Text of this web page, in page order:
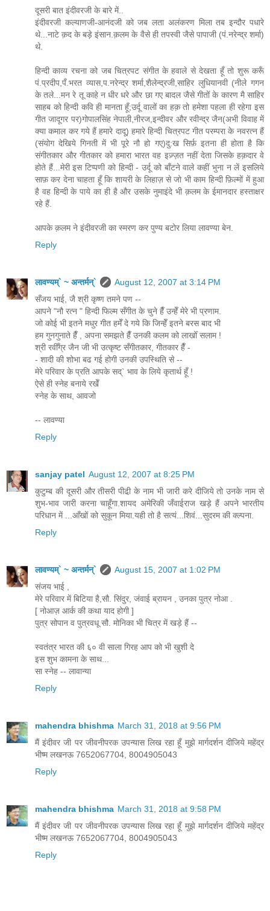
दूसरी बात इंदीवरजी के बारे में..
इंदीवरजी कल्याणजी-आनंदजी को जब लता अलंकरण मिला तब इन्दौर पधारे
थे...नाटे क़द के बड़े इंसान.क़लम के वैसे ही तपस्वी जैसे पापाजी (पं.नरेन्द्र शर्मा)
थे.
हिन्दी काव्य रचना को जब चित्रपट संगीत के हवाले से देखता हूँ तो शुरू करूँ
पं.प्रदीप,पँ.भरत व्यास,प.नरेन्द्र शर्मा,शैलेन्द्रजी,साहिर लुधियानवी (नीले गगन
के तले...मन रे तू काहे न धीर धरे और छा गए बादल जैसे गीतों के कारण मै साहिर
साहब को हिन्दी कवि ही मानता हूँ;उर्दू वालों का हक़ तो हमेशा पहला ही रहेगा इस
गीत जादूगर पर)गोपालसिंह नेपाली,नीरज,इन्दीवर और रवीन्द्र जैन(अभी विवाह में
क्या कमाल कर गये हैं हमारे दादू) हमारे हिन्दी चित्रपट गीत परम्परा के नवरत्न हैं
(संयोग देखिये गिनती में भी पूरे नौ हो गए)दु:ख सिर्फ़ इतना ही होता है कि
संगीतकार और गीतकार को हमारा भारत वह इज़्ज़त नहीं देता जिसके हक़दार वे
होते हैं...मेरी इस टिप्पणी को हिन्दी - उर्दू को बाँटने वाले कहीं भुना न लें इसलिये
साफ़ कर देना चाहता हूँ कि शायरी के लिहाज़ से जो भी काम हिन्दी फ़िल्मों में हुआ
है वह हिन्दी के पाये का ही है और उसके नुमाइंदे भी क़लम के ईमानदार हस्ताक्षर
रहे हैं.
आपके क़लम ने इंदीवरजी का स्मरण कर पुण्य बटोर लिया लावण्या बेन.
Reply
लावण्यम्` ~ अन्तर्मन्`
August 12, 2007 at 3:14 PM
सँजय भाई, जै श्री कृष्ण तमने पण --
आपने "नौ रत्न " हिन्दी फिल्म सँगीत के चुने हैँ उन्हेँ मेरे भी प्रणाम.
जो कोई भी इतने मधुर गीत हमेँ दे गये कि जिन्हेँ इतने बरस बाद भी
हम गुनगुनाते हैँ , अपना समझते हैँ उनकी कलम को लाखोँ सलाम !
श्री रवीँग्र जैन जी भी उत्कृष्ट सँगीतकार, गीतकार हैँ -
- शादी की शोभा बढ गई होगी उनकी उपस्थिति से --
मेरे परिवार के प्रति आपके सद्` भाव के लिये कृतार्थ हूँ !
ऐसे ही स्नेह बनाये रखेँ
स्नेह के साथ, आवजो
-- लावण्या
Reply
sanjay patel August 12, 2007 at 8:25 PM
कुटुम्ब की दूसरी और तीसरी पीढी़ के नाम भी जारी करे दीजिये तो उनके नाम से
शुभ-भाव जारी करना चाहूँगा.शायद अमेरिकी जँवाईराज खड़े हैं अपने भारतीय
परिधान में ...आँखों को सुकून मिया.यही तो है सत्यं...शिवं...सुदरम की क्ल्पना.
Reply
लावण्यम्` ~ अन्तर्मन्`
August 15, 2007 at 1:02 PM
संजय भाई ,
मेरे परिवार में बिटिया है,सौ. सिंदुर, जंवाई ब्रायन , उनका पुत्र नोआ .
[ नोआज़ आर्क की कथा याद होगी ]
पुत्र सोपान व पुत्रवधू सौ. मोनिका भी चित्र में खड़े हैं --
स्वतंत्र भारत की ६० वी साला गिरह आप को भी खुशी दे
इस शुभ कामना के साथ...
सा स्नेह -- लावान्या
Reply
mahendra bhishma March 31, 2018 at 9:56 PM
मैं इंदीवर जी पर जीवनीपरक उपन्यास लिख रहा हूँ मुझे मार्गदर्शन दीजिये महेंद्र
भीष्म लखनऊ 7652067704, 8004905043
Reply
mahendra bhishma March 31, 2018 at 9:58 PM
मैं इंदीवर जी पर जीवनीपरक उपन्यास लिख रहा हूँ मुझे मार्गदर्शन दीजिये महेंद्र
भीष्म लखनऊ 7652067704, 8004905043
Reply